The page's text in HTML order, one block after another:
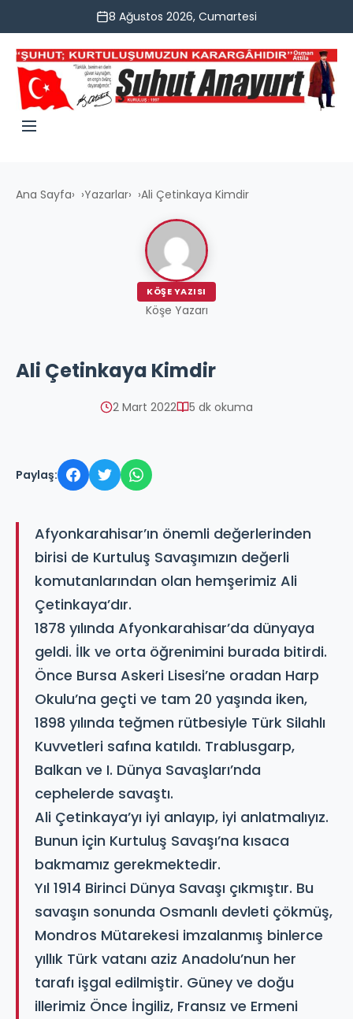
8 Ağustos 2026, Cumartesi
Ana Sayfa› Yazarlar› Ali Çetinkaya Kimdir
KÖŞE YAZISI
Köşe Yazarı
Ali Çetinkaya Kimdir
2 Mart 2022 5 dk okuma
Paylaş:
Afyonkarahisar’ın önemli değerlerinden
birisi de Kurtuluş Savaşımızın değerli
komutanlarından olan hemşerimiz Ali
Çetinkaya’dır.
1878 yılında Afyonkarahisar’da dünyaya
geldi. İlk ve orta öğrenimini burada bitirdi.
Önce Bursa Askeri Lisesi’ne oradan Harp
Okulu’na geçti ve tam 20 yaşında iken,
1898 yılında teğmen rütbesiyle Türk Silahlı
Kuvvetleri safına katıldı. Trablusgarp,
Balkan ve I. Dünya Savaşları’nda
cephelerde savaştı.
Ali Çetinkaya’yı iyi anlayıp, iyi anlatmalıyız.
Bunun için Kurtuluş Savaşı’na kısaca
bakmamız gerekmektedir.
Yıl 1914 Birinci Dünya Savaşı çıkmıştır. Bu
savaşın sonunda Osmanlı devleti çökmüş,
Mondros Mütarekesi imzalanmış binlerce
yıllık Türk vatanı aziz Anadolu’nun her
tarafı işgal edilmiştir. Güney ve doğu
illerimiz Önce İngiliz, Fransız ve Ermeni